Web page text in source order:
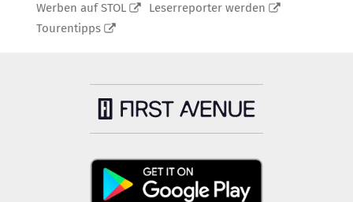
Werben auf STOL
Leserreporter werden
Tourentipps